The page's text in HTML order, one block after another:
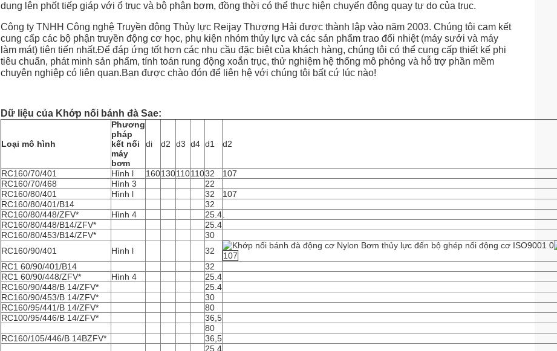
dụng lên phốt tiếp giáp với ổ trục và bộ phận bơm, đồng thời có thể thực hiện chuyển động quay tự do của trục.
Công ty TNHH Công nghệ Truyền động Thủy lực Reijay Thượng Hải được thành lập vào năm 2003. Chúng tôi cam kết
cung cấp các bộ phận truyền động cơ học, phụ kiện nhóm thủy lực và các sản phẩm trao đổi nhiệt (máy sưởi và máy
làm mát) tiên tiến nhất.Để đáp ứng tốt hơn các nhu cầu đặc biệt của khách hàng, chúng tôi có thể cung cấp thiết kế phi
tiêu chuẩn, phát minh sản phẩm, tính toán rung động xoắn trục, thử nghiệm hệ thống mô phỏng và hỗ trợ phần mềm
chuyên nghiệp có liên quan.Bạn được chào đón để liên hệ với chúng tôi bất cứ lúc nào!
Dữ liệu của Khớp nối bánh đà Sae:
Loại mô hình
Phương
pháp
kết nối
máy
bơm
di d2 d3 d4 d1 d2
RC160/70/401 Hình l 16013011011032
107
RC160/70/468
Hình 3
22
RC160/80/401
Hình l 32
107
RC160/80/401/B14
32
RC160/80/448/ZFV*
Hình 4 25.4
RC160/80/448/B14/ZFV*
25.4
RC160/80/453/B14/ZFV*
30
RC160/90/401
Hình l 32
107
RC1 60/90/401/B14
32
RC1 60/90/448/ZFV*
Hình 4
25.4
RC160/90/448/B 14/ZFV*
25.4
RC160/90/453/B 14/ZFV*
30
RC160/95/441/B 14/ZFV*
80
RC100/95/446/B 14/ZFV*
36,5
80
RC160/105/446/B 14BZFV*
36,5
25.4